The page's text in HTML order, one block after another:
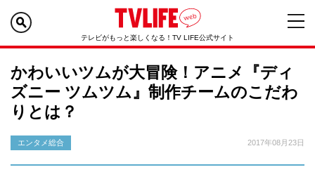
テレビがもっと楽しくなる！TV LIFE公式サイト
かわいいツムが大冒険！アニメ『ディ
ズニー ツムツム』制作チームのこだわ
りとは？
エンタメ総合 2017年08月23日